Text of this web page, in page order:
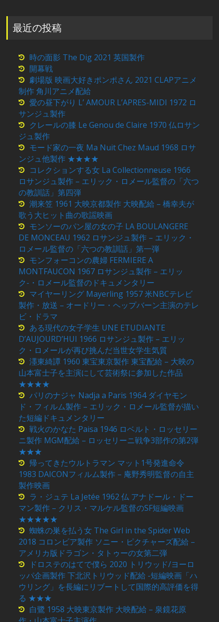
最近の投稿
時の面影 The Dig 2021 英国製作
開幕戦
劇場版 映画大好きポンポさん 2021 CLAPアニメ
制作 角川アニメ配給
愛の昼下がり L’ AMOUR L’APRES-MIDI 1972 ロ
サンジュ製作
クレールの膝 Le Genou de Claire 1970 仏ロサン
ジュ製作
モード家の一夜 Ma Nuit Chez Maud 1968 ロサ
ンジュ他製作 ★★★★
コレクションする女 La Collectionneuse 1966
ロサンジュ製作 – エリック・ロメール監督の「六つ
の教訓話」第四弾
潮来笠 1961 大映京都製作 大映配給 – 橋幸夫が
歌う大ヒット曲の歌謡映画
モンソーのパン屋の女の子 LA BOULANGERE
DE MONCEAU 1962 ロサンジュ製作 – エリック・
ロメール監督の「六つの教訓話」第一弾
モンフォーコンの農婦 FERMIERE A
MONTFAUCON 1967 ロサンジュ製作 – エリッ
ク-・ロメール監督のドキュメンタリー
マイヤーリング Mayerling 1957 米NBCテレビ
製作・放送 – オードリー・ヘップバーン主演のテレ
ビ・ドラマ
ある現代の女子学生 UNE ETUDIANTE
D’AUJOURD’HUI 1966 ロサンジュ製作 – エリッ
ク・ロメールが再び挑んだ当世女学生気質
濹東綺譚 1960 東宝東京製作 東宝配給 – 大映の
山本富士子を主演にして芸術祭に参加した作品
★★★★
パリのナジャ Nadja a Paris 1964 ダイヤモン
ド・フィルム製作 – エリック・ロメール監督が描い
た短編ドキュメンタリー
戦火のかなた Paisa 1946 ロベルト・ロッセリー
ニ製作 MGM配給 – ロッセリーニ戦争3部作の第2弾
★★★
帰ってきたウルトラマン マット1号発進命令
1983 DAICONフィルム製作 – 庵野秀明監督の自主
製作映画
ラ・ジュテ La Jetée 1962 仏 アナドール・ドー
マン製作 – クリス・マルケル監督のSF短編映画
★★★★★
蜘蛛の巣を払う女 The Girl in the Spider Web
2018 コロンビア製作 ソニー・ピクチャーズ配給 –
アメリカ版ドラゴン・タトゥーの女第二弾
ドロステのはてで僕ら 2020 トリウッド/ヨーロ
ッパ企画製作 下北沢トリウッド配給 -短編映画「ハ
ウリング」を長編にリブートして国際的高評価を得
る ★★★
白鷺 1958 大映東京製作 大映配給 – 泉鏡花原